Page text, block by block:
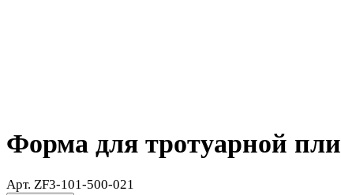
Форма для тротуарной
Арт. ZF3-101-500-021